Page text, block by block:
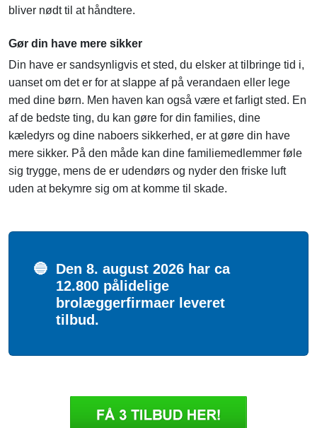
bliver nødt til at håndtere.
Gør din have mere sikker
Din have er sandsynligvis et sted, du elsker at tilbringe tid i,
uanset om det er for at slappe af på verandaen eller lege
med dine børn. Men haven kan også være et farligt sted. En
af de bedste ting, du kan gøre for din families, dine
kæledyrs og dine naboers sikkerhed, er at gøre din have
mere sikker. På den måde kan dine familiemedlemmer føle
sig trygge, mens de er udendørs og nyder den friske luft
uden at bekymre sig om at komme til skade.
🔵 Den 8. august 2026 har ca
12.800 pålidelige
brolæggerfirmaer leveret
tilbud.